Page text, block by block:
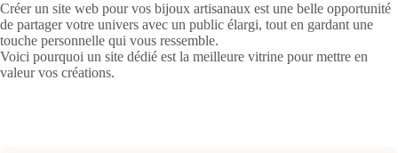
Créer un site web pour vos bijoux artisanaux est une belle opportunité
de partager votre univers avec un public élargi, tout en gardant une
touche personnelle qui vous ressemble.
Voici pourquoi un site dédié est la meilleure vitrine pour mettre en
valeur vos créations.